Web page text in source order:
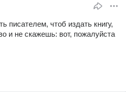
писателем, чтоб издать книгу,
не скажешь: вот, пожалуйста